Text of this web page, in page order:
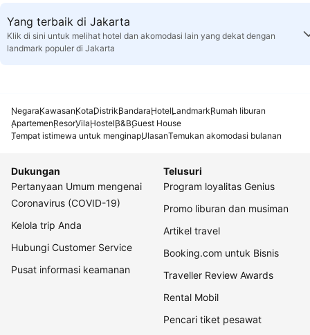
Yang terbaik di Jakarta
Klik di sini untuk melihat hotel dan akomodasi lain yang dekat dengan
landmark populer di Jakarta
NegaraKawasanKotaDistrikBandaraHotelLandmarkRumah liburan
ApartemenResorVilaHostelB&BGuest House
Tempat istimewa untuk menginapUlasanTemukan akomodasi bulanan
Dukungan
Pertanyaan Umum mengenai
Coronavirus (COVID-19)
Kelola trip Anda
Hubungi Customer Service
Pusat informasi keamanan
Telusuri
Program loyalitas Genius
Promo liburan dan musiman
Artikel travel
Booking.com untuk Bisnis
Traveller Review Awards
Rental Mobil
Pencari tiket pesawat